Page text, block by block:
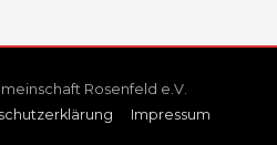
Rosenfeld e.V.
Impressum